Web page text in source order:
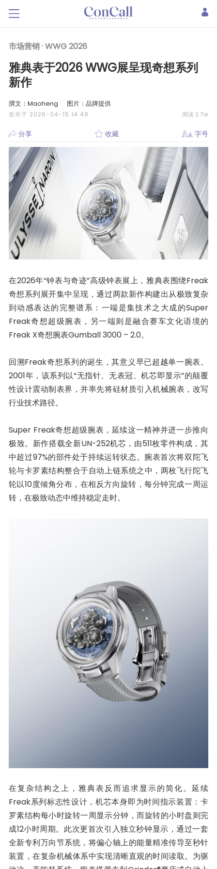
市场营销 ·WWG 2026
雅典表于2026 WWG展呈现奇想系列
新作
撰文：Maoheng 图片：品牌提供
发布于 2026-04-15 14:48 阅读 2.7w
分享 收藏 字号
在2026年“钟表与奇迹”高级钟表展上，雅典表围绕Freak
奇想系列展开集中呈现，通过两款新作构建出从极致复杂
到动感表达的完整谱系：一端是集技术之大成的Super
Freak奇想超级腕表，另一端则是融合赛车文化语境的
Freak X奇想腕表Gumball 3000 – 2.0。
回溯Freak奇想系列的诞生，其意义早已超越单一腕表。
2001年，该系列以“无指针、无表冠、机芯即显示”的颠覆
性设计震动制表界，并率先将硅材质引入机械腕表，改写
行业技术路径。
Super Freak奇想超级腕表，延续这一精神并进一步推向
极致。新作搭载全新UN-252机芯，由511枚零件构成，其
中超过97%的部件处于持续运转状态。腕表首次将双陀飞
轮与卡罗素结构整合于自动上链系统之中，两枚飞行陀飞
轮以10度倾角分布，在相反方向旋转，每分钟完成一周运
转，在极致动态中维持稳定走时。
在复杂结构之上，雅典表反而追求显示的简化。延续
Freak系列标志性设计，机芯本身即为时间指示装置：卡
罗素结构每小时旋转一周显示分钟，而旋转的小时盘则完
成12小时周期。此次更首次引入独立秒钟显示，通过一套
全新专利万向节系统，将偏心轴上的能量精准传导至秒针
装置，在复杂机械体系中实现清晰直观的时间读取。为驱